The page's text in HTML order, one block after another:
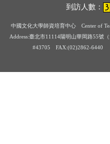
到訪人數：
中國文化大學師資培育中心 Center of
Address:臺北市11114陽明山華岡路55
#43705 FAX:(02)2862-6440